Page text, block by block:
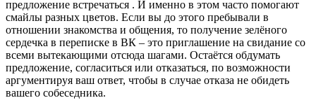
предложение встречаться . И именно в этом часто помогают
смайлы разных цветов. Если вы до этого пребывали в
отношении знакомства и общения, то получение зелёного
сердечка в переписке в ВК – это приглашение на свидание со
всеми вытекающими отсюда шагами. Остаётся обдумать
предложение, согласиться или отказаться, по возможности
аргументируя ваш ответ, чтобы в случае отказа не обидеть
вашего собеседника.